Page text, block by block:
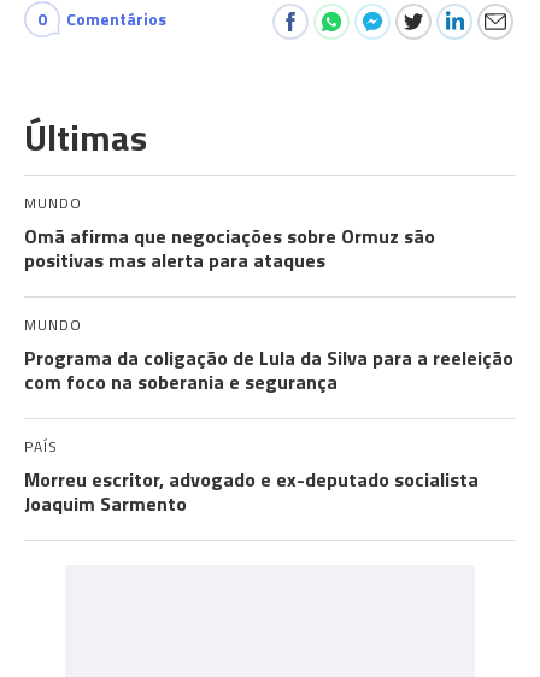
0 Comentários
Últimas
MUNDO
Omã afirma que negociações sobre Ormuz são
positivas mas alerta para ataques
MUNDO
Programa da coligação de Lula da Silva para a reeleição
com foco na soberania e segurança
PAÍS
Morreu escritor, advogado e ex-deputado socialista
Joaquim Sarmento